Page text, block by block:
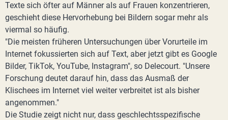
Texte sich öfter auf Männer als auf Frauen konzentrieren,
geschieht diese Hervorhebung bei Bildern sogar mehr als
viermal so häufig.
"Die meisten früheren Untersuchungen über Vorurteile im
Internet fokussierten sich auf Text, aber jetzt gibt es Google
Bilder, TikTok, YouTube, Instagram", so Delecourt. "Unsere
Forschung deutet darauf hin, dass das Ausmaß der
Klischees im Internet viel weiter verbreitet ist als bisher
angenommen."
Die Studie zeigt nicht nur, dass geschlechtsspezifische